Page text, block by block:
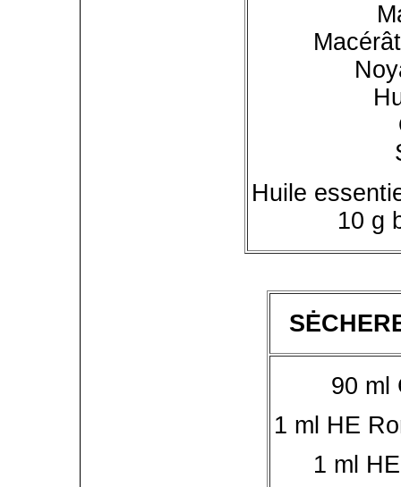
Huile
10 g
90 ml
1 ml HE
1 ml